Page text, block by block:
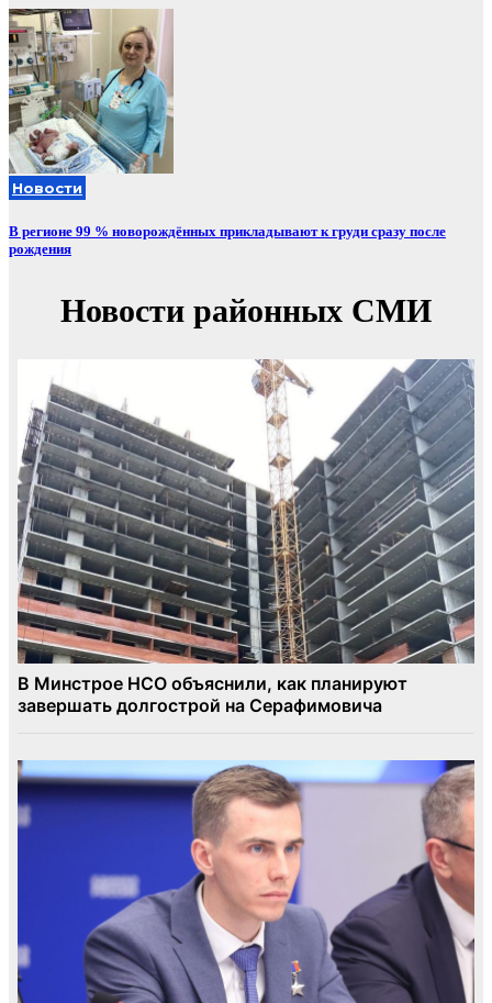
Новости
В регионе 99 % новорождённых прикладывают к груди сразу после
рождения